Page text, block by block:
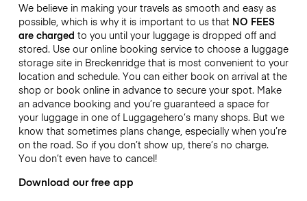
We believe in making your travels as smooth and easy as
possible, which is why it is important to us that NO FEES
are charged to you until your luggage is dropped off and
stored. Use our online booking service to choose a luggage
storage site in Breckenridge that is most convenient to your
location and schedule. You can either book on arrival at the
shop or book online in advance to secure your spot. Make
an advance booking and you’re guaranteed a space for
your luggage in one of Luggagehero’s many shops. But we
know that sometimes plans change, especially when you’re
on the road. So if you don’t show up, there’s no charge.
You don’t even have to cancel!
Download our free app